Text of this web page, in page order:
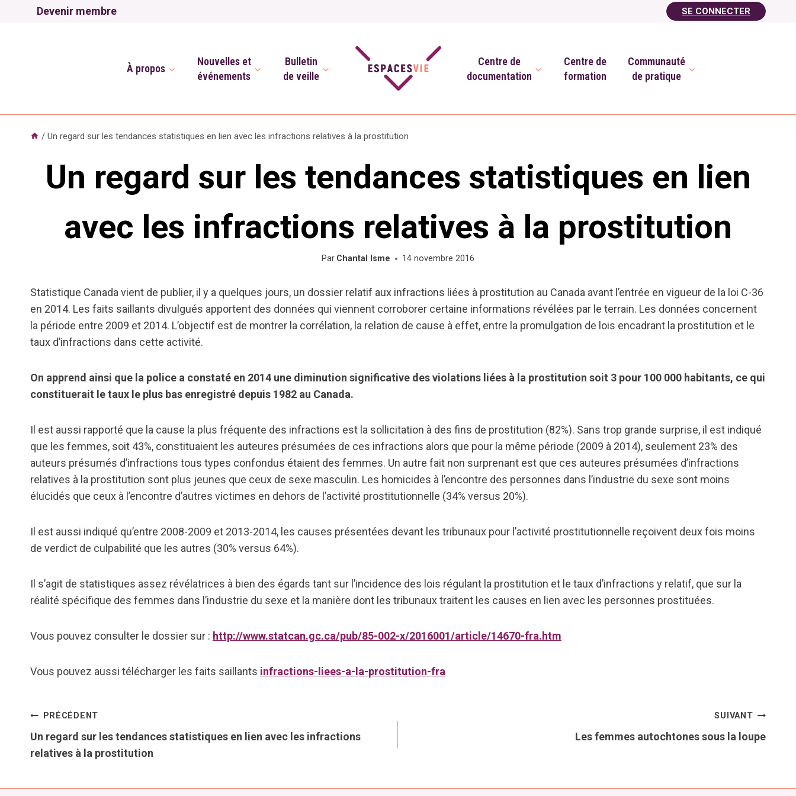
Devenir membre SE CONNECTER
À propos
Nouvelles et
événements
Bulletin
de veille
Centre de
documentation
Centre de
formation
Communauté
de pratique
/ Un regard sur les tendances statistiques en lien avec les infractions relatives à la prostitution
Un regard sur les tendances statistiques en lien
avec les infractions relatives à la prostitution
Par Chantal Isme 14 novembre 2016
Statistique Canada vient de publier, il y a quelques jours, un dossier relatif aux infractions liées à prostitution au Canada avant l’entrée en vigueur de la loi C-36
en 2014. Les faits saillants divulgués apportent des données qui viennent corroborer certaine informations révélées par le terrain. Les données concernent
la période entre 2009 et 2014. L’objectif est de montrer la corrélation, la relation de cause à effet, entre la promulgation de lois encadrant la prostitution et le
taux d’infractions dans cette activité.
On apprend ainsi que la police a constaté en 2014 une diminution significative des violations liées à la prostitution soit 3 pour 100 000 habitants, ce qui
constituerait le taux le plus bas enregistré depuis 1982 au Canada.
Il est aussi rapporté que la cause la plus fréquente des infractions est la sollicitation à des fins de prostitution (82%). Sans trop grande surprise, il est indiqué
que les femmes, soit 43%, constituaient les auteures présumées de ces infractions alors que pour la même période (2009 à 2014), seulement 23% des
auteurs présumés d’infractions tous types confondus étaient des femmes. Un autre fait non surprenant est que ces auteures présumées d’infractions
relatives à la prostitution sont plus jeunes que ceux de sexe masculin. Les homicides à l’encontre des personnes dans l’industrie du sexe sont moins
élucidés que ceux à l’encontre d’autres victimes en dehors de l’activité prostitutionnelle (34% versus 20%).
Il est aussi indiqué qu’entre 2008-2009 et 2013-2014, les causes présentées devant les tribunaux pour l’activité prostitutionnelle reçoivent deux fois moins
de verdict de culpabilité que les autres (30% versus 64%).
Il s’agit de statistiques assez révélatrices à bien des égards tant sur l’incidence des lois régulant la prostitution et le taux d’infractions y relatif, que sur la
réalité spécifique des femmes dans l’industrie du sexe et la manière dont les tribunaux traitent les causes en lien avec les personnes prostituées.
Vous pouvez consulter le dossier sur : http://www.statcan.gc.ca/pub/85-002-x/2016001/article/14670-fra.htm
Vous pouvez aussi télécharger les faits saillants infractions-liees-a-la-prostitution-fra
Navigation
de
PRÉCÉDENT
Un regard sur les tendances statistiques en lien avec les infractions
relatives à la prostitution
SUIVANT
Les femmes autochtones sous la loupe